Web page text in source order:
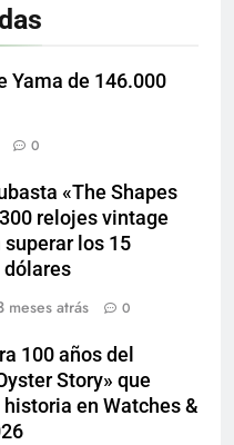
Yama de 146.000
0
«The Shapes
relojes vintage
los 15
meses atrás 0
100 años del
Story» que
en Watches &